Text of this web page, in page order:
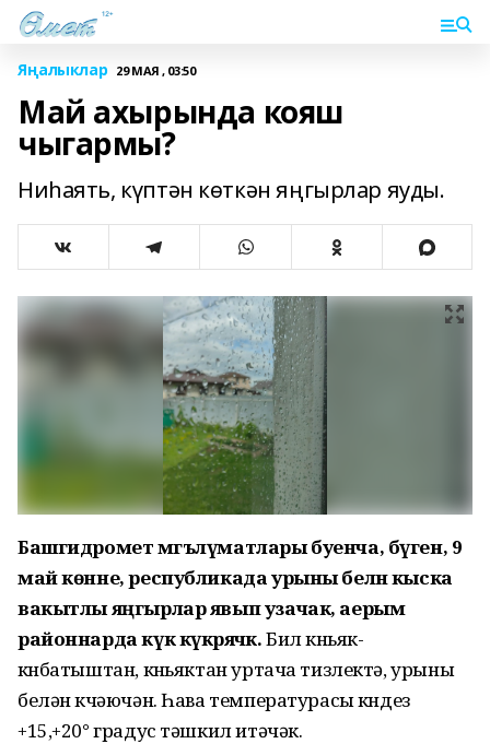
Яңалыклар 29 МАЯ , 03:50
Май ахырында кояш
чыгармы?
Ниһаять, күптән көткән яңгырлар яуды.
Башгидромет мәгълүматлары буенча, бүген, 9
май көнне, республикада урыны белән кыска
вакытлы яңгырлар явып узачак, аерым
районнарда күк күкрәячәк.Бил көньяк-
көнбатыштан, көньяктан уртача тизлектә, урыны
белән көчәючән. Һава температурасы көндез
+15,+20° градус тәшкил итәчәк.